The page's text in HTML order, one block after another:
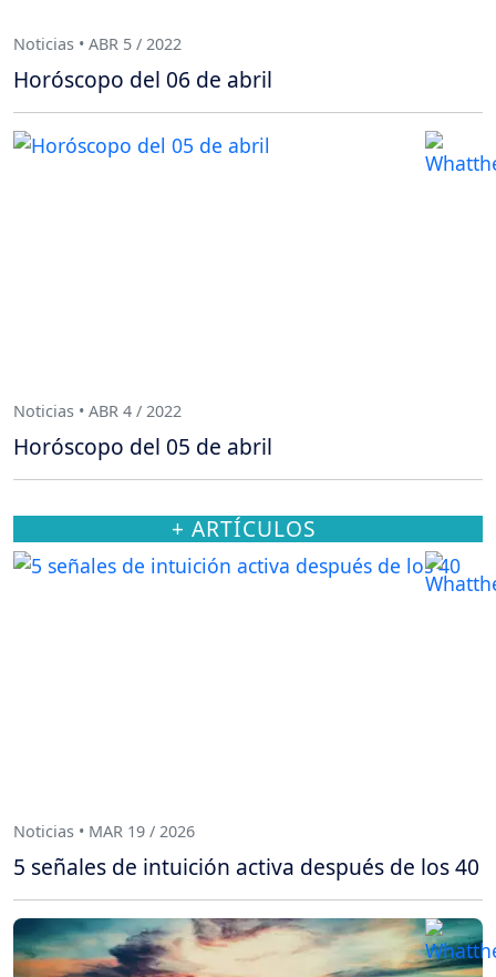
Noticias • ABR 5 / 2022
Horóscopo del 06 de abril
Noticias • ABR 4 / 2022
Horóscopo del 05 de abril
+ ARTÍCULOS
Noticias • MAR 19 / 2026
5 señales de intuición activa después de los 40